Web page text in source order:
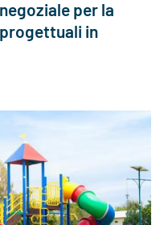
per la
in